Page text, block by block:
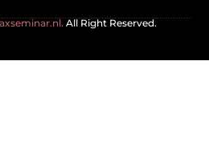
All Right Reserved.